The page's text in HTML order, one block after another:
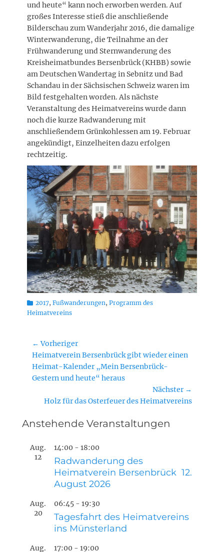
und heute“ kann noch erworben werden. Auf
großes Interesse stieß die anschließende
Bilderschau zum Wanderjahr 2016, die damalige
Winterwanderung, die Teilnahme an der
Frühwanderung und Sternwanderung des
Kreisheimatbundes Bersenbrück (KHBB) sowie
am Deutschen Wandertag in Sebnitz und Bad
Schandau in der Sächsischen Schweiz waren im
Bild festgehalten worden. Als nächste
Veranstaltung des Heimatvereins wurde dann
noch die kurze Radwanderung mit
anschließendem Grünkohlessen am 19. Februar
angekündigt, Einzelheiten dazu erfolgen
rechtzeitig.
Kategorien
2017, Fußwanderungen, Programm des
Heimatvereins
Beitragsnavigation
← Vorheriger
Vorheriger
Beitrag:
Heimatverein Bersenbrück gibt wieder einen
Heimat-Kalender „Mein Bersenbrück-
Gestern und heute“ heraus
Nächster →
Nächster
Holz für das Osterfeuer des Heimatvereins
Anstehende Veranstaltungen
Aug.
12
14:00 - 18:00
Radwanderung des
Heimatverein Bersenbrück 12.
August 2026
Aug.
20
06:45 - 19:30
Tagesfahrt des Heimatvereins
ins Münsterland
Aug. 17:00 - 19:00